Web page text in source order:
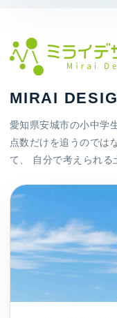
MIRAI
愛知県安城市の小中学
点数だけを追うのでは
て、 自分で考えられる